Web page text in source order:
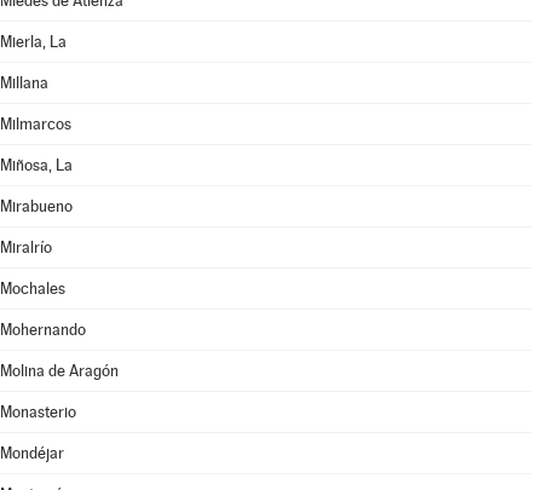
Mierla, La
Millana
Milmarcos
Miñosa, La
Mirabueno
Miralrío
Mochales
Mohernando
Molina de Aragón
Monasterio
Mondéjar